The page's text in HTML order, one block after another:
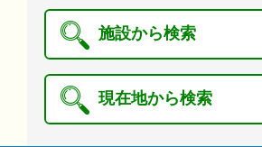
施設から検索
現在地から検索